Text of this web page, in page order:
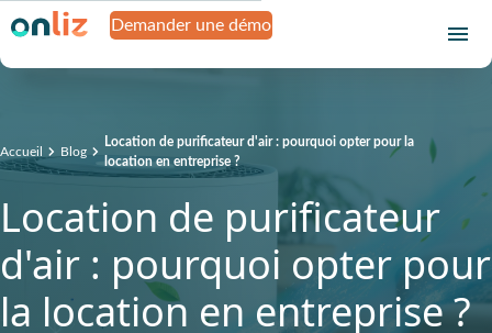
Demander une démo
Accueil Blog
Location de purificateur d'air : pourquoi opter pour la
location en entreprise ?
Location de purificateur
d'air : pourquoi opter pour
la location en entreprise ?